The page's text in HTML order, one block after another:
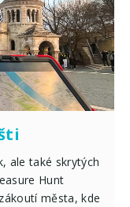
ale také skrytých
Hunt
města, kde